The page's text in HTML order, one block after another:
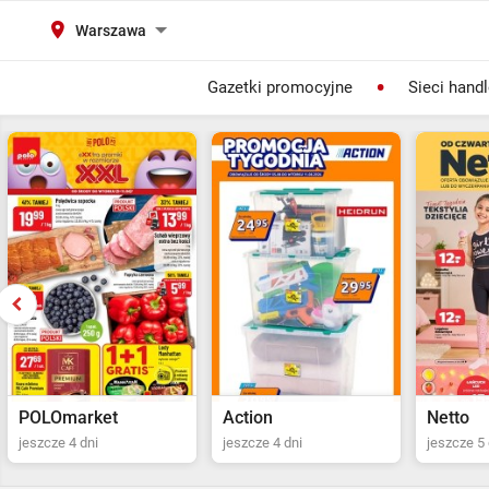
Warszawa
Gazetki promocyjne Sieci
Action
jeszcze 4 dni
Netto
jeszcze 5 dni ostatni